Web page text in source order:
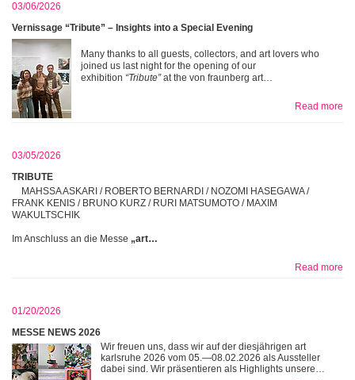
03/06/2026
Vernissage “Tribute” – Insights into a Special Evening
Many thanks to all guests, collectors, and art lovers who
joined us last night for the opening of our
exhibition “Tribute”at the von fraunberg art…
Read more
03/05/2026
TRIBUTE
MAHSSA ASKARI / ROBERTO BERNARDI / NOZOMI HASEGAWA /
FRANK KENIS / BRUNO KURZ / RURI MATSUMOTO / MAXIM
WAKULTSCHIK
Im Anschluss an die Messe „art…
Read more
01/20/2026
MESSE NEWS 2026
Wir freuen uns, dass wir auf der diesjährigen art
karlsruhe 2026 vom 05.—08.02.2026 als Aussteller
dabei sind. Wir präsentieren als Highlights unsere…